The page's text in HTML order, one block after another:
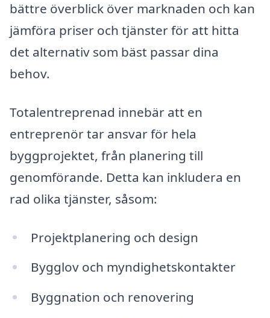
bättre överblick över marknaden och kan
jämföra priser och tjänster för att hitta
det alternativ som bäst passar dina
behov.
Totalentreprenad innebär att en
entreprenör tar ansvar för hela
byggprojektet, från planering till
genomförande. Detta kan inkludera en
rad olika tjänster, såsom:
Projektplanering och design
Bygglov och myndighetskontakter
Byggnation och renovering